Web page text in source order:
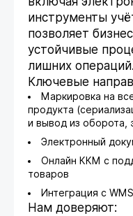
инструменты
позволяет
устойчивые
лишних операций.
Ключевые
Маркировка на
продукта
и вывод из оборота,
Электронный
Онлайн ККМ с
товаров
Интеграция с
Нам доверяют: